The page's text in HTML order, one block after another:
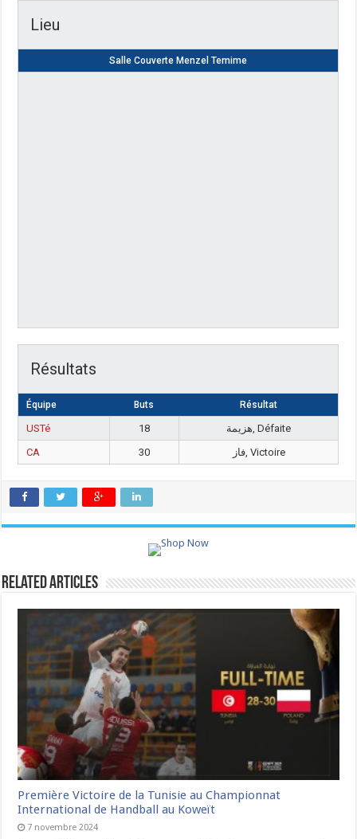
Lieu
Salle Couverte Menzel Temime
Résultats
Équipe Buts Résultat
USTé 18
هزيمة, Défaite
CA
30 فاز, Victoire
Related Articles
Première Victoire de la Tunisie au Championnat
International de Handball au Koweït
7 novembre 2024